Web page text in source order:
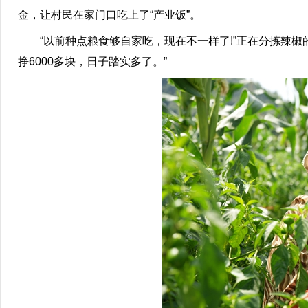
金，让村民在家门口吃上了“产业饭”。
“以前种点粮食够自家吃，现在不一样了!”正在分拣辣椒
挣6000多块，日子踏实多了。”